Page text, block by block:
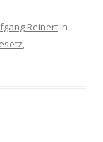
Reinert in
,